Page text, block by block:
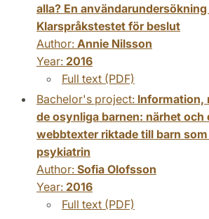
alla? En användarundersökning
Klarspråkstestet för beslut
Author: Annie Nilsson
Year: 2016
Full text (PDF)
Bachelor's project: Information,
de osynliga barnen: närhet och
webbtexter riktade till barn
psykiatrin
Author: Sofia Olofsson
Year: 2016
Full text (PDF)